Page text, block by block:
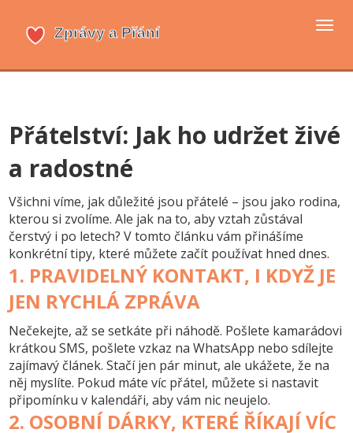
Přátelství: Jak ho udržet živé
a radostné
Všichni víme, jak důležité jsou přátelé – jsou jako rodina,
kterou si zvolíme. Ale jak na to, aby vztah zůstával
čerstvý i po letech? V tomto článku vám přinášíme
konkrétní tipy, které můžete začít používat hned dnes.
1. PRAVIDELNÝ KONTAKT, I KDYŽ JE
JEN RYCHLÁ ZPRÁVA
Nečekejte, až se setkáte při náhodě. Pošlete kamarádovi
krátkou SMS, pošlete vzkaz na WhatsApp nebo sdílejte
zajímavý článek. Stačí jen pár minut, ale ukážete, že na
něj myslíte. Pokud máte víc přátel, můžete si nastavit
připomínku v kalendáři, aby vám nic neujelo.
2. OSOBNÍ DÁRKY, KTERÉ ŘÍKAJÍ VÍC